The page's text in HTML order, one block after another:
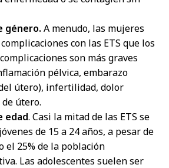
género. A menudo, las mujeres
con las ETS que los
son más graves
pélvica, embarazo
útero), infertilidad, dolor
útero.
edad. Casi la mitad de las ETS se
de 15 a 24 años, a pesar de
el 25% de la población
Las adolescentes suelen ser